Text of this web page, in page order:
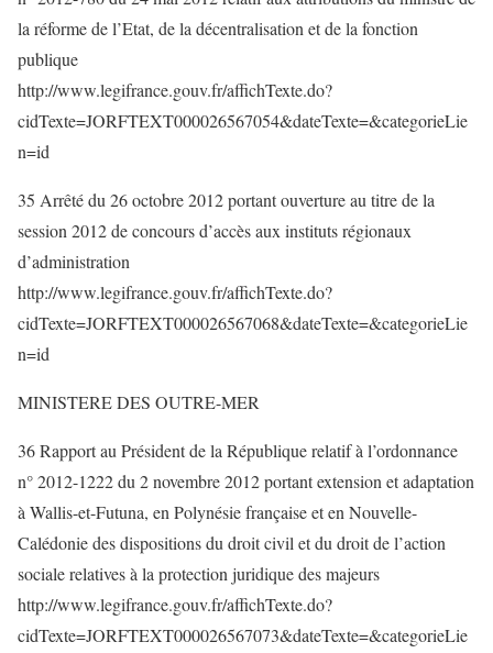
la réforme de l’Etat, de la décentralisation et de la fonction
publique
http://www.legifrance.gouv.fr/affichTexte.do?
cidTexte=JORFTEXT000026567054&dateTexte=&categorieLie
n=id
35 Arrêté du 26 octobre 2012 portant ouverture au titre de la
session 2012 de concours d’accès aux instituts régionaux
d’administration
http://www.legifrance.gouv.fr/affichTexte.do?
cidTexte=JORFTEXT000026567068&dateTexte=&categorieLie
n=id
MINISTERE DES OUTRE-MER
36 Rapport au Président de la République relatif à l’ordonnance
n° 2012-1222 du 2 novembre 2012 portant extension et adaptation
à Wallis-et-Futuna, en Polynésie française et en Nouvelle-
Calédonie des dispositions du droit civil et du droit de l’action
sociale relatives à la protection juridique des majeurs
http://www.legifrance.gouv.fr/affichTexte.do?
cidTexte=JORFTEXT000026567073&dateTexte=&categorieLie